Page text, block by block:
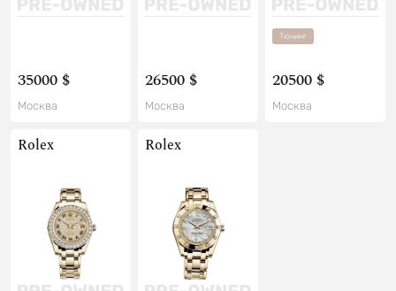
35000 $
Москва
26500 $
Москва
Тюнинг
20500 $
Москва
Rolex Rolex